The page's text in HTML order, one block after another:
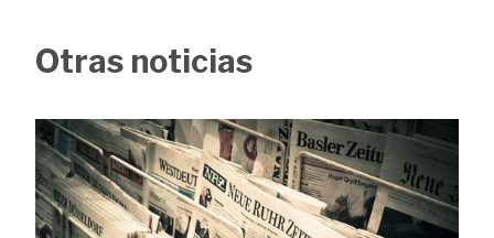
Otras noticias
Image